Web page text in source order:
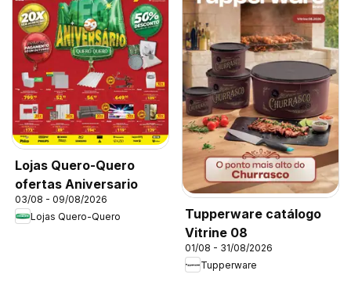
Lojas Quero-Quero
ofertas Aniversario
03/08 - 09/08/2026
Lojas Quero-Quero
Tupperware catálogo
Vitrine 08
01/08 - 31/08/2026
Tupperware